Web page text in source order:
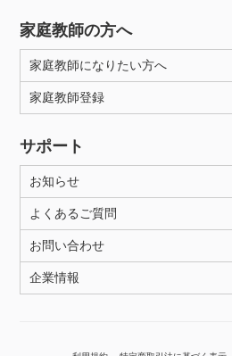
家庭教師の方へ
家庭教師になりたい方へ
家庭教師登録
サポート
お知らせ
よくあるご質問
お問い合わせ
企業情報